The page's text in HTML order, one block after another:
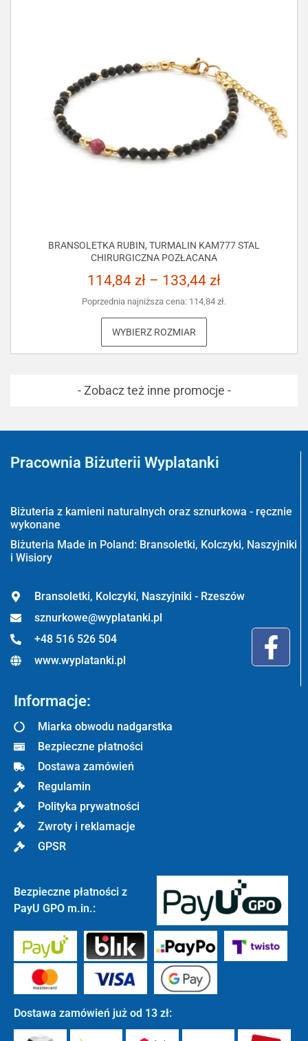
BRANSOLETKA RUBIN, TURMALIN KAM777 STAL
CHIRURGICZNA POZŁACANA
114,84 zł – 133,44 zł
Poprzednia najniższa cena: 114,84 zł.
WYBIERZ ROZMIAR
- Zobacz też inne promocje -
Pracownia Biżuterii Wyplatanki
Biżuteria z kamieni naturalnych oraz sznurkowa - ręcznie
wykonane
Biżuteria Made in Poland: Bransoletki, Kolczyki, Naszyjniki
i Wisiory
Bransoletki, Kolczyki, Naszyjniki - Rzeszów
sznurkowe@wyplatanki.pl
+48 516 526 504
www.wyplatanki.pl
Informacje:
Miarka obwodu nadgarstka
Bezpieczne płatności
Dostawa zamówień
Regulamin
Polityka prywatności
Zwroty i reklamacje
GPSR
Bezpieczne płatności z
PayU GPO m.in.:
Dostawa zamówień już od 13 zł: